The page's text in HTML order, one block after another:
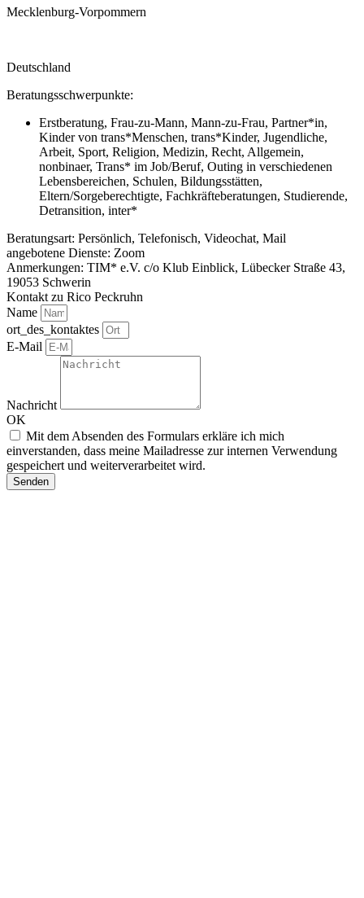
Mecklenburg-Vorpommern
Deutschland
Beratungsschwerpunkte:
Erstberatung, Frau-zu-Mann, Mann-zu-Frau, Partner*in,
Kinder von trans*Menschen, trans*Kinder, Jugendliche,
Arbeit, Sport, Religion, Medizin, Recht, Allgemein,
nonbinaer, Trans* im Job/Beruf, Outing in verschiedenen
Lebensbereichen, Schulen, Bildungsstätten,
Eltern/Sorgeberechtigte, Fachkräfteberatungen, Studierende,
Detransition, inter*
Beratungsart: Persönlich, Telefonisch, Videochat, Mail
angebotene Dienste: Zoom
Anmerkungen: TIM* e.V. c/o Klub Einblick, Lübecker Straße 43,
19053 Schwerin
Kontakt zu Rico Peckruhn
Name
ort_des_kontaktes
E-Mail
Nachricht
OK
Mit dem Absenden des Formulars erkläre ich mich
einverstanden, dass meine Mailadresse zur internen Verwendung
gespeichert und weiterverarbeitet wird.
Senden